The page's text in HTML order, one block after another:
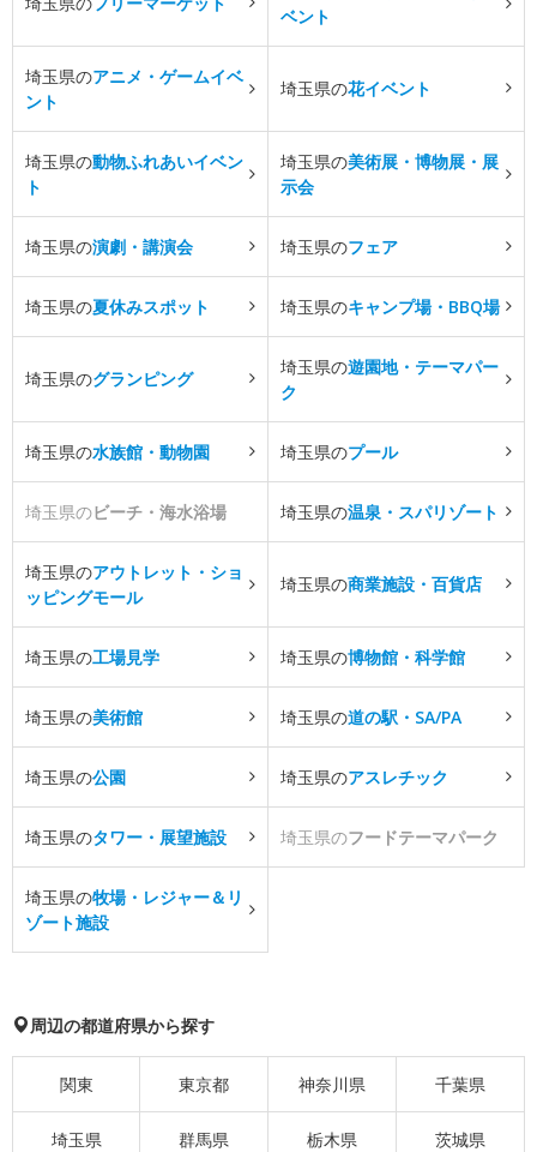
ベント
埼玉県のアニメ・ゲームイベ
ント
埼玉県の花イベント
埼玉県の動物ふれあいイベン
ト
埼玉県の美術展・博物展・展
示会
埼玉県の演劇・講演会 埼玉県のフェア
埼玉県の夏休みスポット 埼玉県のキャンプ場・BBQ場
埼玉県のグランピング
埼玉県の遊園地・テーマパー
ク
埼玉県の水族館・動物園 埼玉県のプール
埼玉県のビーチ・海水浴場 埼玉県の温泉・スパリゾート
埼玉県のアウトレット・ショ
ッピングモール
埼玉県の商業施設・百貨店
埼玉県の工場見学 埼玉県の博物館・科学館
埼玉県の美術館 埼玉県の道の駅・SA/PA
埼玉県の公園 埼玉県のアスレチック
埼玉県のタワー・展望施設 埼玉県のフードテーマパーク
埼玉県の牧場・レジャー＆リ
ゾート施設
周辺の都道府県から探す
関東 東京都 神奈川県 千葉県
埼玉県 群馬県 栃木県 茨城県